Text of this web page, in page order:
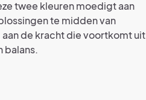
twee kleuren moedigt aan
te midden van
de kracht die voortkomt uit
balans.